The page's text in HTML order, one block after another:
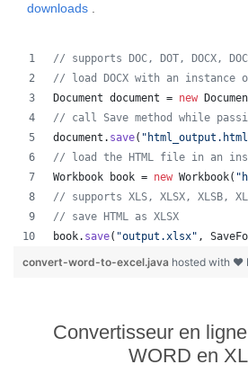
downloads
// supports DOC, DOT, DOCX,
// load DOCX with an instance
Document document = new
// call Save method while
document . save(
// load the HTML file in an
Workbook
book = new Workbook(
// supports XLS, XLSX, XLSB,
// save HTML as XLSX
book. save( "output.xlsx" ,
convert-word-to-excel.java hosted with ❤
Convertisseur en
WORD en